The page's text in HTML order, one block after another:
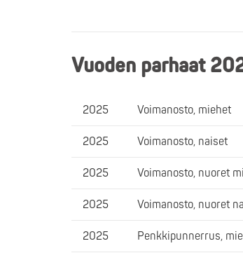
Vuoden parhaat
2025 Voimanosto, miehet
2025 Voimanosto, naiset
2025 Voimanosto, nuoret
2025 Voimanosto, nuoret
2025 Penkkipunnerrus,